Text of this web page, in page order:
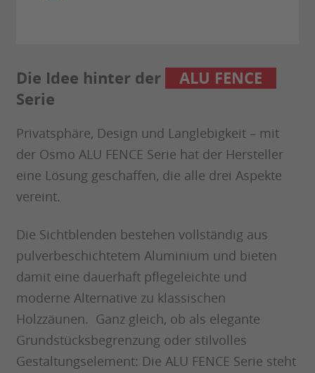
Die Idee hinter der
ALU FENCE
Serie
Privatsphäre, Design und Langlebigkeit – mit
der Osmo ALU FENCE Serie hat der Hersteller
eine Lösung geschaffen, die alle drei Aspekte
vereint.
Die Sichtblenden bestehen vollständig aus
pulverbeschichtetem Aluminium und bieten
damit eine dauerhaft pflegeleichte und
moderne Alternative zu klassischen
Holzzäunen. Ganz gleich, ob als elegante
Grundstücksbegrenzung oder stilvolles
Gestaltungselement: Die ALU FENCE Serie steht